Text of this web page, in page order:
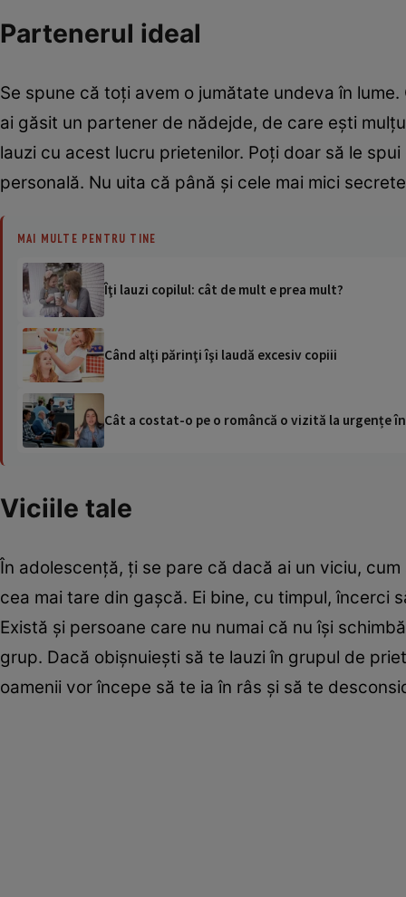
Partenerul ideal
Se spune că toţi avem o jumătate undeva în
ai găsit un partener de nădejde, de care eşti
lauzi cu acest lucru prietenilor. Poţi doar să le
personală. Nu uita că până şi cele mai mici
MAI MULTE PENTRU TINE
Îţi lauzi copilul: cât de mult e prea mult?
Când alţi părinţi îşi laudă excesiv copiii
Cât a costat-o pe o româncă o vizită la urgențe
Viciile tale
În adolescenţă, ţi se pare că dacă ai un viciu,
cea mai tare din gaşcă. Ei bine, cu timpul, încerci
Există şi persoane care nu numai că nu îşi
grup. Dacă obişnuieşti să te lauzi în grupul de
oamenii vor începe să te ia în râs şi să te